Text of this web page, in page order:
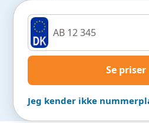
Se priser
Jeg kender ikke